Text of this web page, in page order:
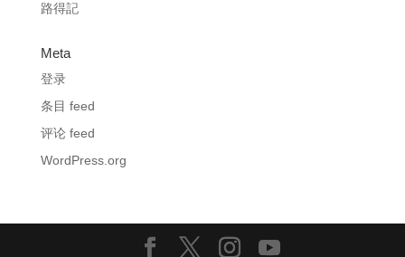
路得記
Meta
登录
条目 feed
评论 feed
WordPress.org